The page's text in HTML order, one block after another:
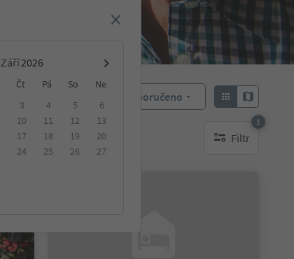
Září
Čt Pá So
Ne
3 4 5
6
10 11 12
13
17 18 19
20
24 25 26
27
Doporučeno
Filtr
1
1 aktywny filtr